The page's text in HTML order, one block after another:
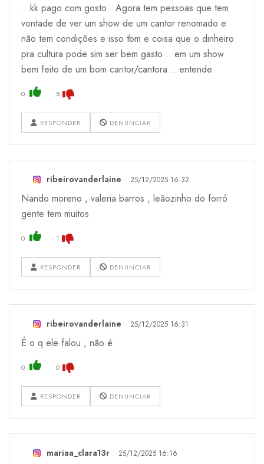
.. kk pago com gosto . Agora tem pessoas que tem
vontade de ver um show de um cantor renomado e
não tem condições e isso tbm e coisa que o dinheiro
pra cultura pode sim ser bem gasto .. em um show
bem feito de um bom cantor/cantora .. entende
0 5
RESPONDER DENUNCIAR
ribeirovanderlaine 25/12/2025 16:32
Nando moreno , valeria barros , leãozinho do forró
gente tem muitos
0 1
RESPONDER DENUNCIAR
ribeirovanderlaine 25/12/2025 16:31
É o q ele falou , não é
0 0
RESPONDER DENUNCIAR
mariaa_clara13r 25/12/2025 16:16